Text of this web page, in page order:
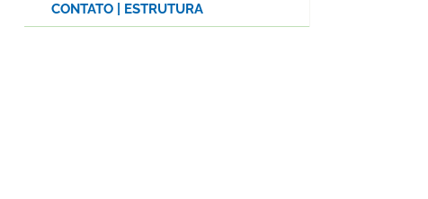
CONTATO | ESTRUTURA